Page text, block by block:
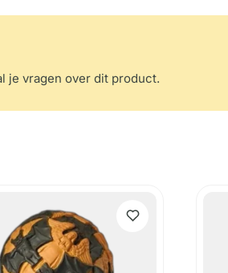
je vragen over dit product.